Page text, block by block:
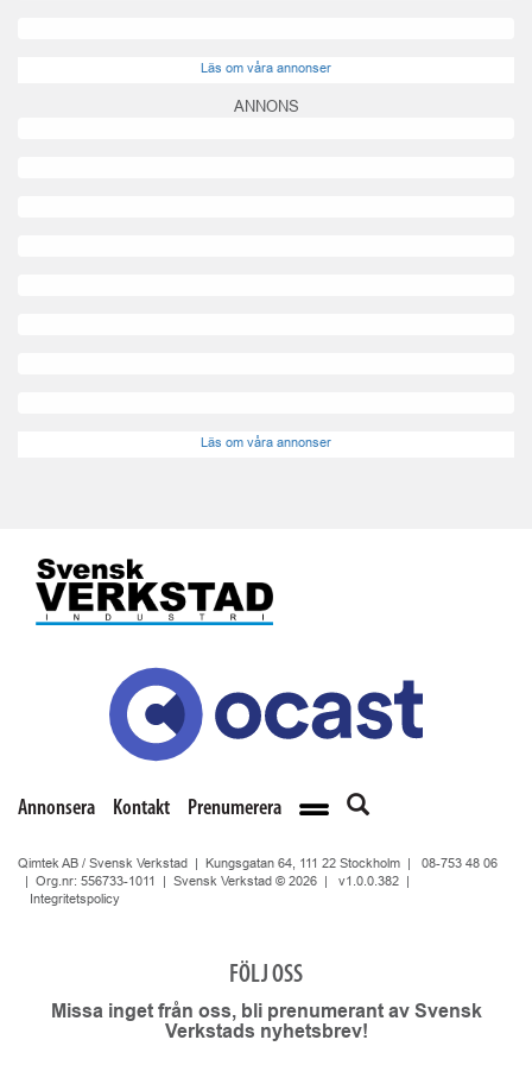
Läs om våra annonser
ANNONS
Läs om våra annonser
Annonsera Kontakt Prenumerera
Qimtek AB / Svensk Verkstad | Kungsgatan 64, 111 22 Stockholm | 08-753 48 06
| Org.nr: 556733-1011 | Svensk Verkstad © 2026 | v1.0.0.382
Integritetspolicy
FÖLJ OSS
Missa inget från oss, bli prenumerant av Svensk
Verkstads nyhetsbrev!